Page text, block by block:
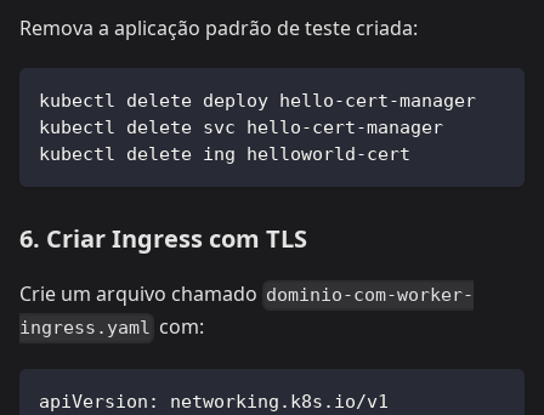
Remova a aplicação padrão de teste criada:
kubectl delete deploy hello-cert-manager
kubectl delete svc hello-cert-manager
kubectl delete ing helloworld-cert
6. Criar Ingress com TLS
Crie um arquivo chamado dominio-com-worker-
ingress.yaml com:
apiVersion :
networking.k8s.io/v1